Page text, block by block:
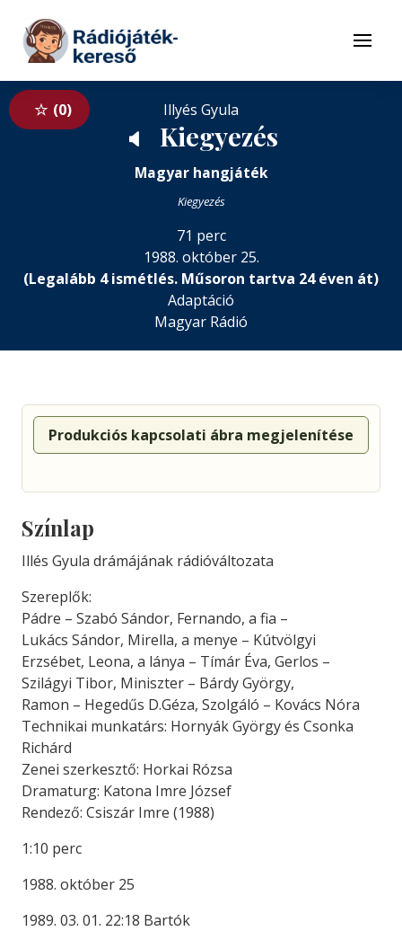
Tovább a tartalomhoz
Menü
0 Illyés Gyula
🔈 Kiegyezés
Magyar hangjáték
Kiegyezés
71 perc
1988. október 25.
(Legalább 4 ismétlés. Műsoron tartva 24 éven át)
Adaptáció
Magyar Rádió
Produkciós kapcsolati ábra megjelenítése
Színlap
Illés Gyula drámájának rádióváltozata
Szereplők:
Pádre – Szabó Sándor, Fernando, a fia –
Lukács Sándor, Mirella, a menye – Kútvölgyi
Erzsébet, Leona, a lánya – Tímár Éva, Gerlos –
Szilágyi Tibor, Miniszter – Bárdy György,
Ramon – Hegedűs D.Géza, Szolgáló – Kovács Nóra
Technikai munkatárs: Hornyák György és Csonka
Richárd
Zenei szerkesztő: Horkai Rózsa
Dramaturg: Katona Imre József
Rendező: Csiszár Imre (1988)
1:10 perc
1988. október 25
1989. 03. 01. 22:18 Bartók